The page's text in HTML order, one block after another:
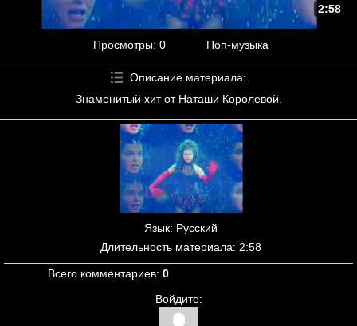
2:58
Просмотры: 0 Поп-музыка
Описание материала:
Знаменитый хит от Наташи Королевой.
Язык: Русский
Длительность материала: 2:58
Всего комментариев: 0
Войдите: